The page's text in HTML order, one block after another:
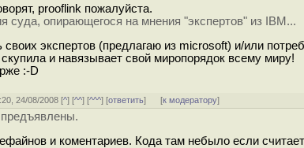
prooflink пожалуйста.
суда, опирающегося на мнения "экспертов" из IBM...
своих экспертов (предлагаю из microsoft) и/или
и навязывает свой миропорядок всему миру!
:-D
24/08/2008 [^] [^^] [^^^] [ответить] [к модератору]
и коментариев. Кода там небыло если